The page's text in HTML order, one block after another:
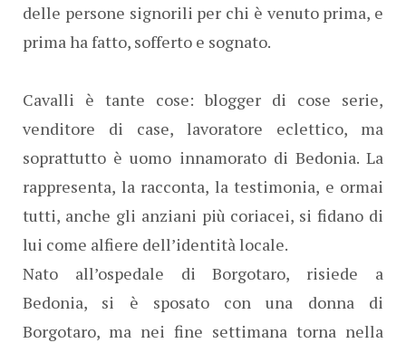
delle persone signorili per chi è venuto prima, e
prima ha fatto, sofferto e sognato.
Cavalli è tante cose: blogger di cose serie,
venditore di case, lavoratore eclettico, ma
soprattutto è uomo innamorato di Bedonia. La
rappresenta, la racconta, la testimonia, e ormai
tutti, anche gli anziani più coriacei, si fidano di
lui come alfiere dell’identità locale.
Nato all’ospedale di Borgotaro, risiede a
Bedonia, si è sposato con una donna di
Borgotaro, ma nei fine settimana torna nella